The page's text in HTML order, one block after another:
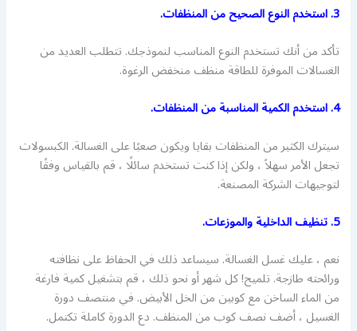
3. استخدم النوع الصحيح من المنظفات.
تأكد من أنك تستخدم النوع المناسب لنموذجك. تتطلب العديد من
الغسالات الموفرة للطاقة منظف منخفض الرغوة.
4. استخدم الكمية المناسبة من المنظفات.
سيترك الكثير من المنظفات بقايا ويكون صعبًا على الغسالة. الكبسولات
تجعل الأمر سهلاً ، ولكن إذا كنت تستخدم سائلًا ، قم بالقياس وفقًا
لتوجيهات الشركة المصنعة.
5. تنظيف الداخلية والموزعات.
نعم ، عليك غسل الغسالة. سيساعد ذلك في الحفاظ على نظافته
ورائحته طازجة. تلميح! كل شهر أو نحو ذلك ، قم بتشغيل كمية فارغة
من الماء الساخن مع كوبين من الخل الأبيض. في منتصف دورة
الغسيل ، أضف نصف كوب من المنظف. دع الدورة كاملة تكتمل.